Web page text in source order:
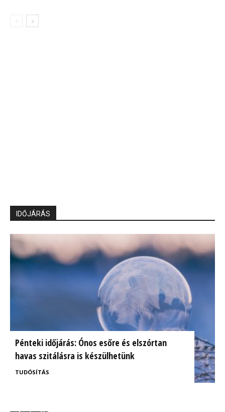
IDŐJÁRÁS
Pénteki időjárás: Ónos esőre és elszórtan
havas szitálásra is készülhetünk
TUDÓSÍTÁS